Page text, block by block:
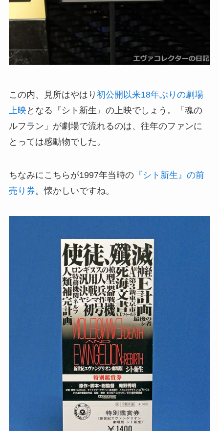
この内、見所はやはり 初公開以来18年ぶりの劇場
上映 となる『シト新生』の上映でしょう。「魂の
ルフラン」が劇場で流れるのは、往年のファンに
とっては感動物でした。
ちなみにこちらが1997年当時の『シト新生』の前
売り券。懐かしいですね。